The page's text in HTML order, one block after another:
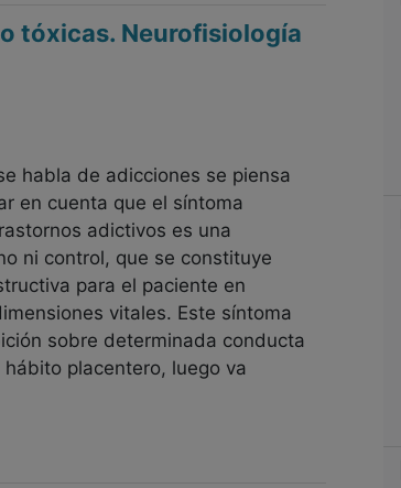
tóxicas. Neurofisiología
habla de adicciones se piensa
en cuenta que el síntoma
adictivos es una
ni control, que se constituye
para el paciente en
vitales. Este síntoma
sobre determinada conducta
placentero, luego va